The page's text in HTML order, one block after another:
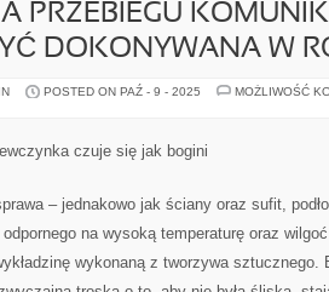
PRZEBIEGU
DOKONYWANA W
POSTED ON PAŹ - 9 - 2025
MOŻLIWOŚĆ
czuje się jak bogini
– jednakowo jak ściany oraz sufit,
odpornego na wysoką temperaturę oraz
wykonaną z tworzywa sztucznego.